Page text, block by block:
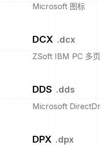
Microsoft 图标
DCX .dcx
ZSoft IBM PC 多
DDS .dds
Microsoft
DPX .dpx